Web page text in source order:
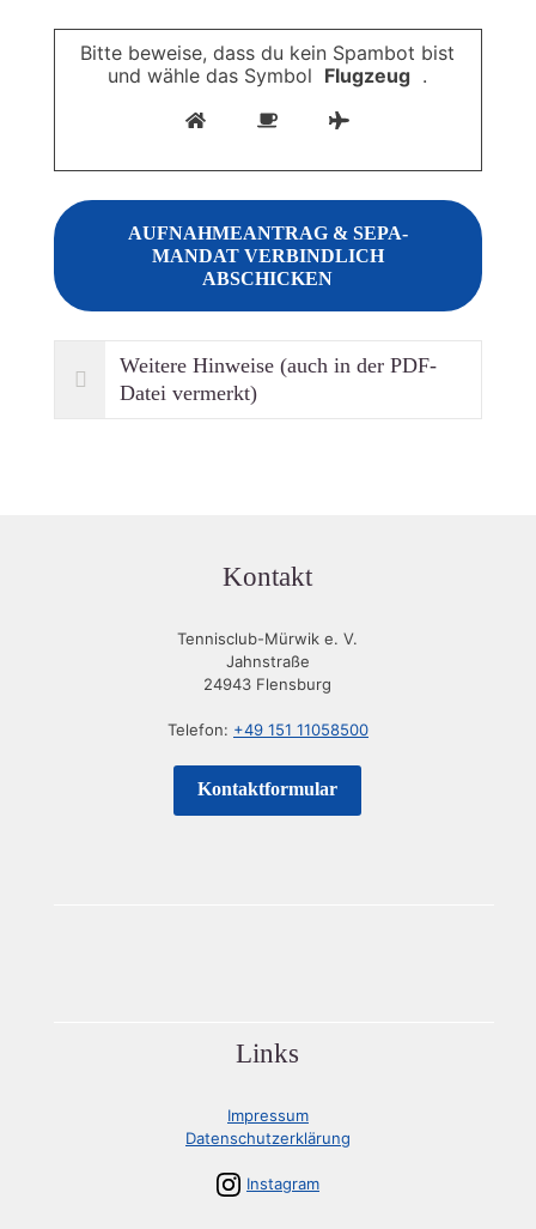
Bitte beweise, dass du kein Spambot bist
und wähle das Symbol Flugzeug .
Weitere Hinweise (auch in der PDF-
Datei vermerkt)
Kontakt
Tennisclub-Mürwik e. V.
Jahnstraße
24943 Flensburg
Telefon: +49 151 11058500
Kontaktformular
Links
Impressum
Datenschutzerklärung
Instagram